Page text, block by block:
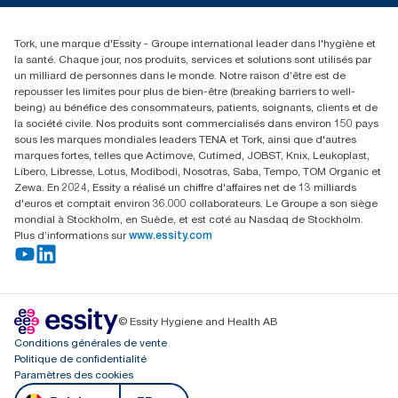
Réclamation pour distributeurs
02 766 05 30
Essity Belgium NV
Berkenlaan 8B
1831 MACHELEN
Tork, une marque d'Essity - Groupe international leader dans l'hygiène et
la santé. Chaque jour, nos produits, services et solutions sont utilisés par
un milliard de personnes dans le monde. Notre raison d’être est de
repousser les limites pour plus de bien-être (breaking barriers to well-
being) au bénéfice des consommateurs, patients, soignants, clients et de
la société civile. Nos produits sont commercialisés dans environ 150 pays
sous les marques mondiales leaders TENA et Tork, ainsi que d'autres
marques fortes, telles que Actimove, Cutimed, JOBST, Knix, Leukoplast,
Libero, Libresse, Lotus, Modibodi, Nosotras, Saba, Tempo, TOM Organic et
Zewa. En 2024, Essity a réalisé un chiffre d'affaires net de 13 milliards
d'euros et comptait environ 36.000 collaborateurs. Le Groupe a son siège
mondial à Stockholm, en Suède, et est coté au Nasdaq de Stockholm.
Plus d’informations sur www.essity.com
© Essity Hygiene and Health AB
Conditions générales de vente
Politique de confidentialité
Paramètres des cookies